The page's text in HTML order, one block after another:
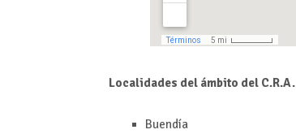
Localidades del ámbito del C.R.A.
Buendía